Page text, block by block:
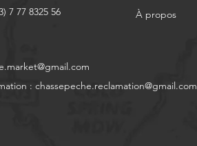
7 77 8325 56 À propos
: chassepeche.reclamation@gmail.com